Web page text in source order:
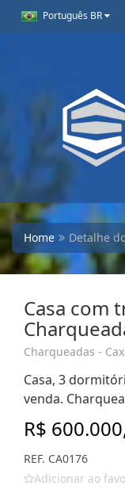
Português BR
Home Detalhe
Casa com
Charqueadas -
Casa, 3
venda.
R$
REF. CA0176
Adicionar ao